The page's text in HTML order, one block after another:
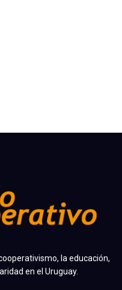
la educación,
en el Uruguay.